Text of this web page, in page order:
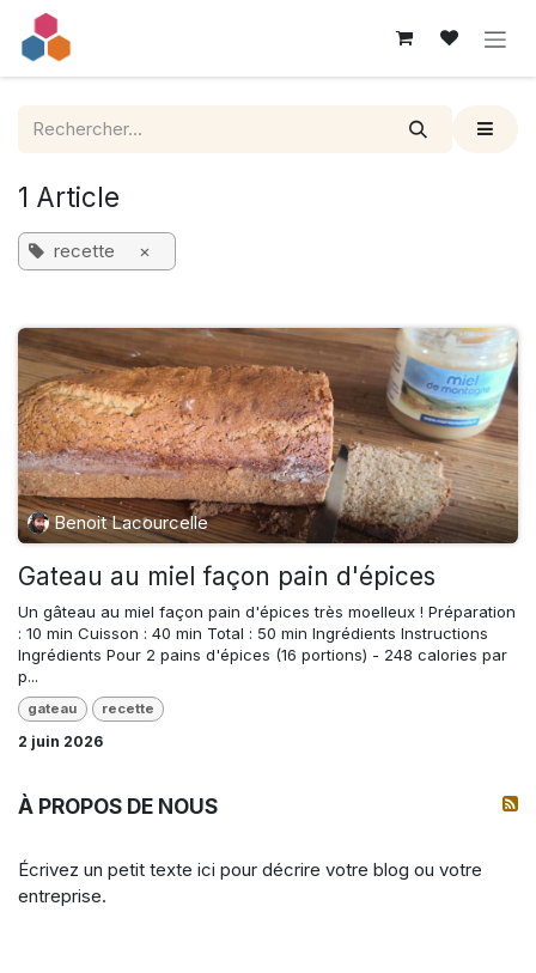
Se rendre au contenu
1 Article
recette ×
Benoit Lacourcelle
Gateau au miel façon pain d'épices
Un gâteau au miel façon pain d'épices très moelleux ! Préparation
: 10 min Cuisson : 40 min Total : 50 min Ingrédients Instructions
Ingrédients Pour 2 pains d'épices (16 portions) - 248 calories par
p...
gateau recette
2 juin 2026
À PROPOS DE NOUS
Écrivez un petit texte ici pour décrire votre blog ou votre
entreprise.